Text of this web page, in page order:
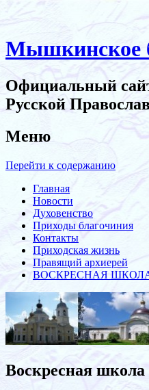
Мышкинское
Официальный
Русской
Меню
Перейти к содержанию
Главная
Новости
Духовенство
Приходы благочиния
Контакты
Приходская жизнь
Правящий архиерей
ВОСКРЕСНАЯ
Воскресная